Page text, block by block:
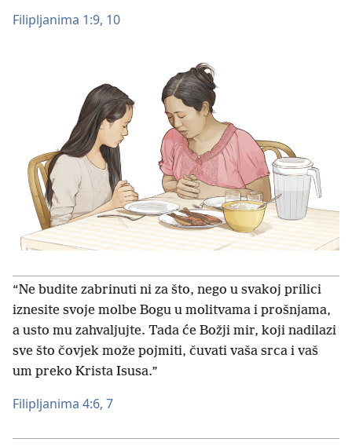
Filipljanima 1:9, 10
“Ne budite zabrinuti ni za što, nego u svakoj prilici
iznesite svoje molbe Bogu u molitvama i prošnjama,
a usto mu zahvaljujte. Tada će Božji mir, koji nadilazi
sve što čovjek može pojmiti, čuvati vaša srca i vaš
um preko Krista Isusa.”
Filipljanima 4:6, 7